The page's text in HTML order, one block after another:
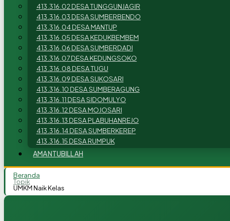
413.316.02 DESA TUNGGUNJAGIR
413.316.03 DESA SUMBERBENDO
413.316.04 DESA MANTUP
413.316.05 DESA KEDUKBEMBEM
413.316.06 DESA SUMBERDADI
413.316.07 DESA KEDUNGSOKO
413.316.08 DESA TUGU
413.316.09 DESA SUKOSARI
413.316.10 DESA SUMBERAGUNG
413.316.11 DESA SIDOMULYO
413.316.12 DESA MOJOSARI
413.316.13 DESA PLABUHANREJO
413.316.14 DESA SUMBERKEREP
413.316.15 DESA RUMPUK
AMANTUBILLAH
Beranda
Topik
UMKM Naik Kelas